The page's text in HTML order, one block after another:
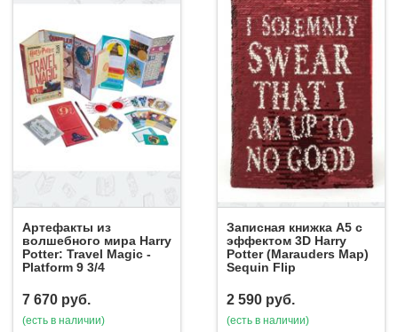
Артефакты из
волшебного мира Harry
Potter: Travel Magic -
Platform 9 3/4
7 670 руб.
(есть в наличии)
Записная книжка А5 с
эффектом 3D Harry
Potter (Marauders Map)
Sequin Flip
2 590 руб.
(есть в наличии)